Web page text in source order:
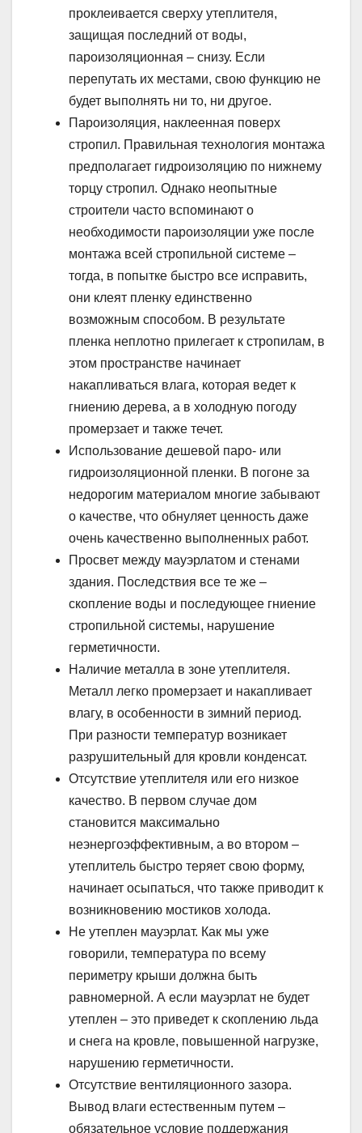
проклеивается сверху утеплителя,
защищая последний от воды,
пароизоляционная – снизу. Если
перепутать их местами, свою функцию не
будет выполнять ни то, ни другое.
Пароизоляция, наклеенная поверх
стропил. Правильная технология монтажа
предполагает гидроизоляцию по нижнему
торцу стропил. Однако неопытные
строители часто вспоминают о
необходимости пароизоляции уже после
монтажа всей стропильной системе –
тогда, в попытке быстро все исправить,
они клеят пленку единственно
возможным способом. В результате
пленка неплотно прилегает к стропилам, в
этом пространстве начинает
накапливаться влага, которая ведет к
гниению дерева, а в холодную погоду
промерзает и также течет.
Использование дешевой паро- или
гидроизоляционной пленки. В погоне за
недорогим материалом многие забывают
о качестве, что обнуляет ценность даже
очень качественно выполненных работ.
Просвет между мауэрлатом и стенами
здания. Последствия все те же –
скопление воды и последующее гниение
стропильной системы, нарушение
герметичности.
Наличие металла в зоне утеплителя.
Металл легко промерзает и накапливает
влагу, в особенности в зимний период.
При разности температур возникает
разрушительный для кровли конденсат.
Отсутствие утеплителя или его низкое
качество. В первом случае дом
становится максимально
неэнергоэффективным, а во втором –
утеплитель быстро теряет свою форму,
начинает осыпаться, что также приводит к
возникновению мостиков холода.
Не утеплен мауэрлат. Как мы уже
говорили, температура по всему
периметру крыши должна быть
равномерной. А если мауэрлат не будет
утеплен – это приведет к скоплению льда
и снега на кровле, повышенной нагрузке,
нарушению герметичности.
Отсутствие вентиляционного зазора.
Вывод влаги естественным путем –
обязательное условие поддержания